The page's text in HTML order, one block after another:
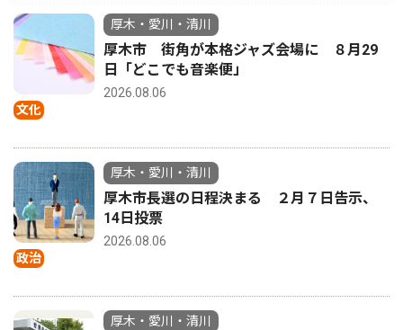
文化
厚木・愛川・清川
厚木市 街角が本格ジャズ会場に ８月29
日「どこでも音楽便」
2026.08.06
政治
厚木・愛川・清川
厚木市長選の日程決まる ２月７日告示、
14日投票
2026.08.06
厚木・愛川・清川